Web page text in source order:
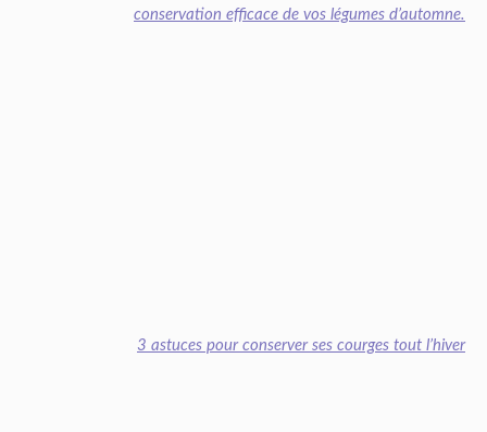
conservation efficace de vos légumes d’automne.
3 astuces pour conserver ses courges tout l’hiver